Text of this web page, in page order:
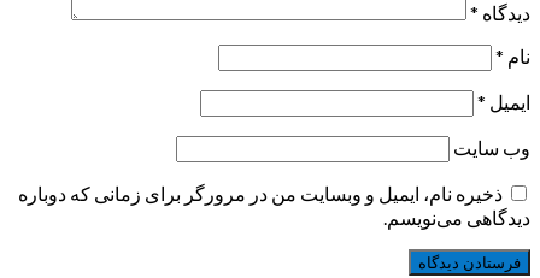
دیدگاه *
نام *
ایمیل *
وب‌ سایت
ذخیره نام، ایمیل و وبسایت من در مرورگر برای زمانی که دوباره
دیدگاهی می‌نویسم.